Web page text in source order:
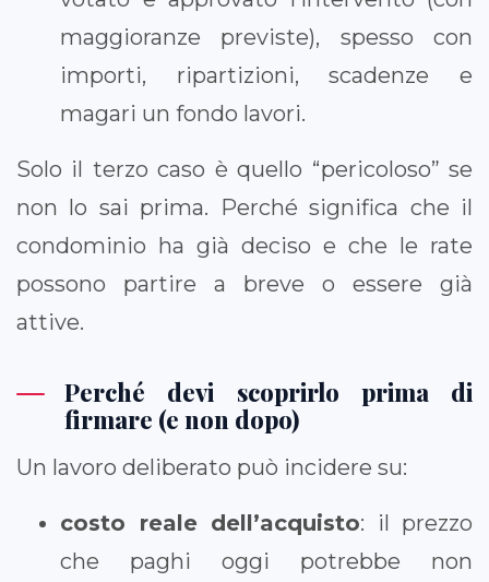
maggioranze previste), spesso con
importi, ripartizioni, scadenze e
magari un fondo lavori.
Solo il terzo caso è quello “pericoloso” se
non lo sai prima. Perché significa che il
condominio ha già deciso e che le rate
possono partire a breve o essere già
attive.
Perché devi scoprirlo prima di
firmare (e non dopo)
Un lavoro deliberato può incidere su:
costo reale dell’acquisto: il prezzo
che paghi oggi potrebbe non